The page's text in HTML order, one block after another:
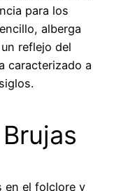
para los
alberga
reflejo del
caracterizado a
en el folclore y